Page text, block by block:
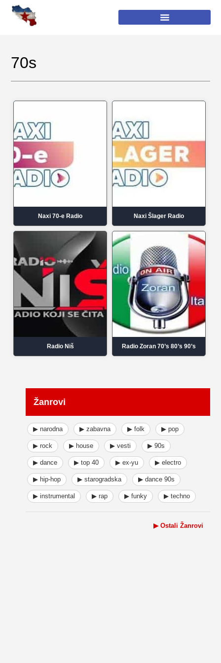
70s
Naxi 70-e Radio Naxi Šlager Radio
Radio Niš Radio Zoran 70’s 80’s 90’s
Žanrovi
▶ narodna ▶ zabavna ▶ folk ▶ pop
▶ rock ▶ house ▶ vesti ▶ 90s
▶ dance ▶ top 40 ▶ ex-yu ▶ electro
▶ hip-hop ▶ starogradska ▶ dance 90s
▶ instrumental ▶ rap ▶ funky ▶ techno
▶ Ostali Žanrovi